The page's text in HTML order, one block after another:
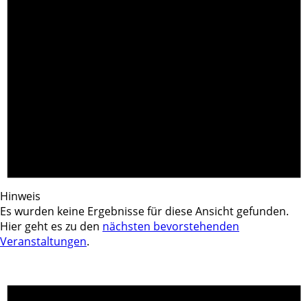
Hinweis
Es wurden keine Ergebnisse für diese Ansicht gefunden.
Hier geht es zu den nächsten bevorstehenden
Veranstaltungen.